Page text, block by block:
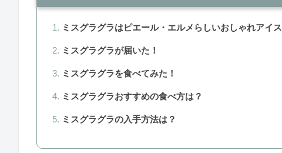
ミスグラグラはピエール・エルメらしいおしゃれアイス
ミスグラグラが届いた！
ミスグラグラを食べてみた！
ミスグラグラおすすめの食べ方は？
ミスグラグラの入手方法は？